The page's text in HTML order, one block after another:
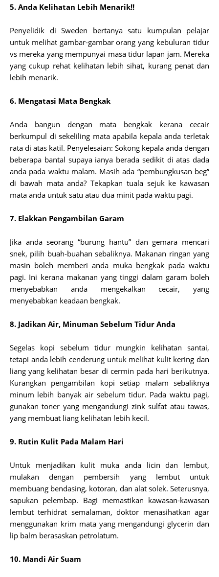
5. Anda Kelihatan Lebih Menarik!!
Penyelidik di Sweden bertanya satu kumpulan pelajar
untuk melihat gambar-gambar orang yang kebuluran tidur
vs mereka yang mempunyai masa tidur lapan jam. Mereka
yang cukup rehat kelihatan lebih sihat, kurang penat dan
lebih menarik.
6. Mengatasi Mata Bengkak
Anda bangun dengan mata bengkak kerana cecair
berkumpul di sekeliling mata apabila kepala anda terletak
rata di atas katil. Penyelesaian: Sokong kepala anda dengan
beberapa bantal supaya ianya berada sedikit di atas dada
anda pada waktu malam. Masih ada “pembungkusan beg”
di bawah mata anda? Tekapkan tuala sejuk ke kawasan
mata anda untuk satu atau dua minit pada waktu pagi.
7. Elakkan Pengambilan Garam
Jika anda seorang “burung hantu” dan gemara mencari
snek, pilih buah-buahan sebaliknya. Makanan ringan yang
masin boleh memberi anda muka bengkak pada waktu
pagi. Ini kerana makanan yang tinggi dalam garam boleh
menyebabkan anda mengekalkan cecair, yang
menyebabkan keadaan bengkak.
8. Jadikan Air, Minuman Sebelum Tidur Anda
Segelas kopi sebelum tidur mungkin kelihatan santai,
tetapi anda lebih cenderung untuk melihat kulit kering dan
liang yang kelihatan besar di cermin pada hari berikutnya.
Kurangkan pengambilan kopi setiap malam sebaliknya
minum lebih banyak air sebelum tidur. Pada waktu pagi,
gunakan toner yang mengandungi zink sulfat atau tawas,
yang membuat liang kelihatan lebih kecil.
9. Rutin Kulit Pada Malam Hari
Untuk menjadikan kulit muka anda licin dan lembut,
mulakan dengan pembersih yang lembut untuk
membuang bendasing, kotoran, dan alat solek. Seterusnya,
sapukan pelembap. Bagi memastikan kawasan-kawasan
lembut terhidrat semalaman, doktor menasihatkan agar
menggunakan krim mata yang mengandungi glycerin dan
lip balm berasaskan petrolatum.
10. Mandi Air Suam